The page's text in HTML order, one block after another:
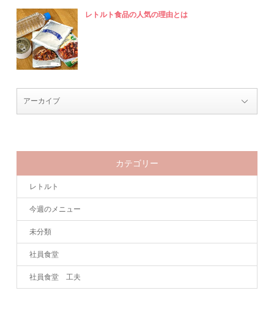
レトルト食品の人気の理由とは
カテゴリー
レトルト
今週のメニュー
未分類
社員食堂
社員食堂 工夫